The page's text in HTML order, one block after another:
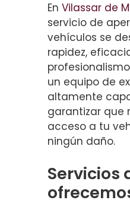
En Vilassar de
servicio de
vehículos se
rapidez,
un equipo de
altamente
garantizar que
acceso a tu
ningún daño.
Servicios